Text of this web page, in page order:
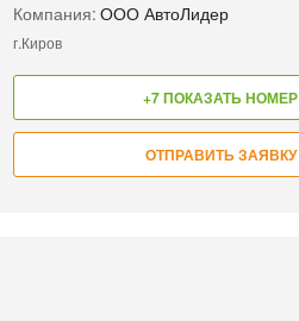
Компания: ООО АвтоЛидер
г.Киров
+7 ПОКАЗАТЬ НОМЕР
ОТПРАВИТЬ ЗАЯВКУ